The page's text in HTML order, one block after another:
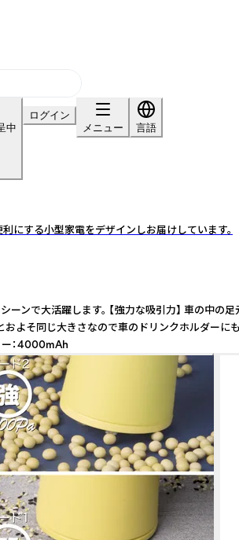
中
ログイン
メニュー
言語
にする小型家電をデザインしお届けしています。
活躍します。 【強力な吸引力】 車の
同じ大きさなので車のドリンクホル
：4000mAh